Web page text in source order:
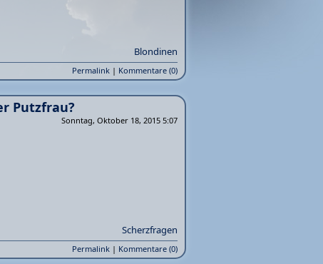
Blondinen
Permalink | Kommentare (0)
Putzfrau?
Sonntag, Oktober 18, 2015 5:07
Scherzfragen
Permalink | Kommentare (0)